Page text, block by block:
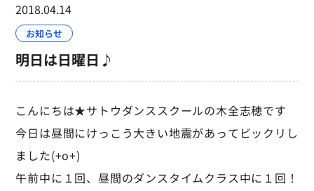
2018.04.14
お知らせ
明日は日曜日♪
こんにちは★サトウダンススクールの木全志穂です
今日は昼間にけっこう大きい地震があってビックリし
ました(+o+)
午前中に１回、昼間のダンスタイムクラス中に１回！